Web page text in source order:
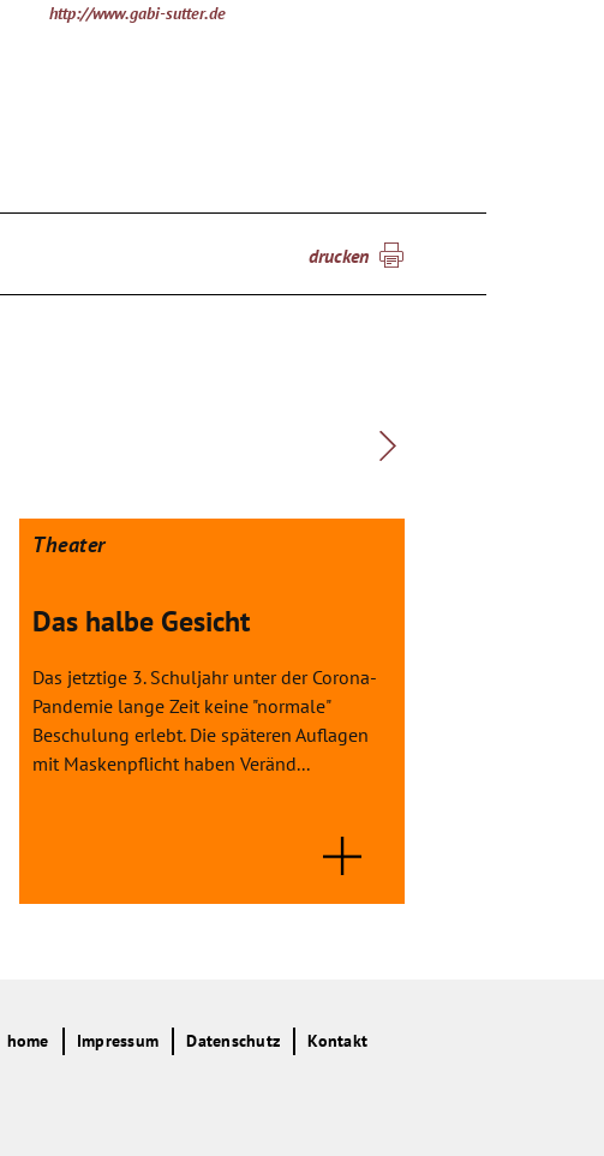
http://www.gabi-sutter.de
drucken
Theater
Das halbe Gesicht
Das jetztige 3. Schuljahr unter der Corona-
Pandemie lange Zeit keine "normale"
Beschulung erlebt. Die späteren Auflagen
mit Maskenpflicht haben Veränd...
home Impressum Datenschutz Kontakt